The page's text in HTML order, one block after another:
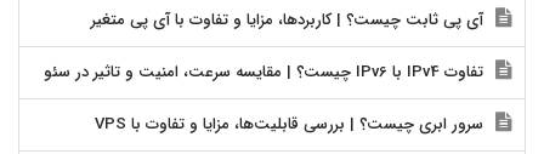
آی پی ثابت چیست؟ | کاربردها، مزایا و تفاوت با آی پی متغیر
تفاوت IPv4 با IPv6 چیست؟ | مقایسه سرعت، امنیت و تاثیر در سئو
سرور ابری چیست؟ | بررسی قابلیت‌ها، مزایا و تفاوت با VPS